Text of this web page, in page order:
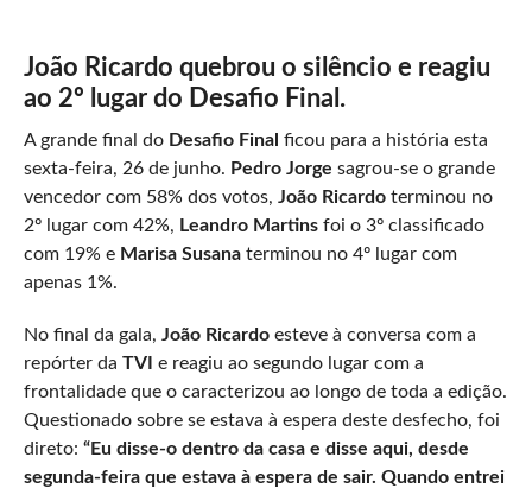
João Ricardo quebrou o silêncio e reagiu
ao 2º lugar do Desafio Final.
A grande final do Desafio Final ficou para a história esta
sexta-feira, 26 de junho. Pedro Jorge sagrou-se o grande
vencedor com 58% dos votos, João Ricardoterminou no
2º lugar com 42%, Leandro Martinsfoi o 3º classificado
com 19% e Marisa Susanaterminou no 4º lugar com
apenas 1%.
No final da gala, João Ricardoesteve à conversa com a
repórter da TVI e reagiu ao segundo lugar com a
frontalidade que o caracterizou ao longo de toda a edição.
Questionado sobre se estava à espera deste desfecho, foi
direto: “Eu disse-o dentro da casa e disse aqui, desde
segunda-feira que estava à espera de sair. Quando entrei